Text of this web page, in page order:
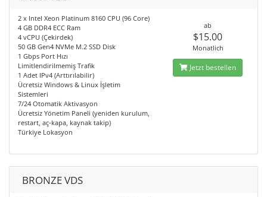
2 x Intel Xeon Platinum 8160 CPU (96 Core)
4 GB DDR4 ECC Ram
4 vCPU (Çekirdek)
50 GB Gen4 NVMe M.2 SSD Disk
1 Gbps Port Hızı
Limitlendirilmemiş Trafik
1 Adet IPv4 (Arttırılabilir)
Ücretsiz Windows & Linux İşletim
Sistemleri
7/24 Otomatik Aktivasyon
Ücretsiz Yönetim Paneli (yeniden kurulum,
restart, aç-kapa, kaynak takip)
Türkiye Lokasyon
ab
$15.00
Monatlich
Jetzt bestellen
BRONZE VDS